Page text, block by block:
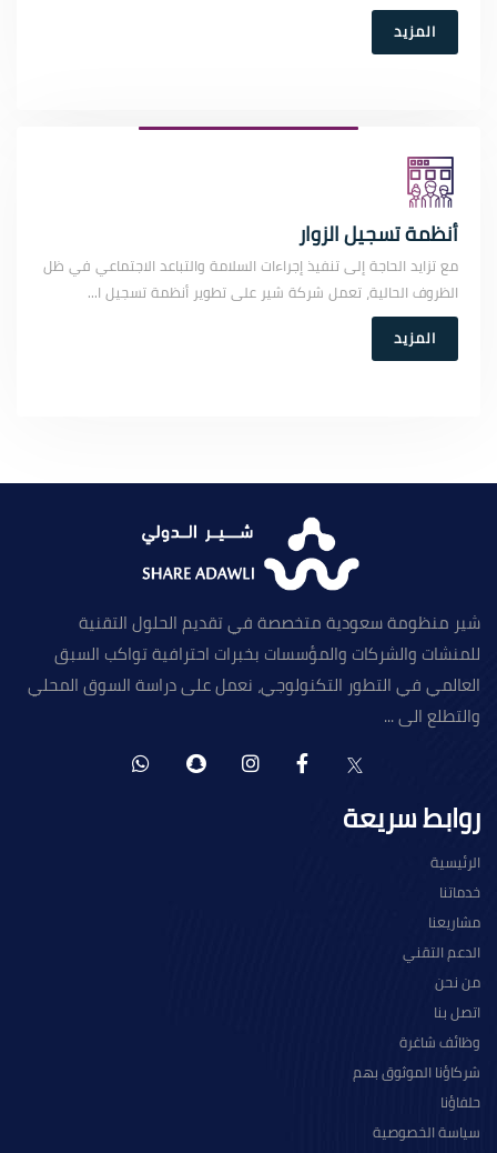
المزيد
أنظمة تسجيل الزوار
مع تزايد الحاجة إلى تنفيذ إجراءات السلامة والتباعد الاجتماعي في ظل
الظروف الحالية، تعمل شركة شير على تطوير أنظمة تسجيل ا...
المزيد
شير منظومة سعودية متخصصة في تقديم الحلول التقنية
للمنشات والشركات والمؤسسات بخبرات احترافية تواكب السبق
العالمي في التطور التكنولوجي، نعمل على دراسة السوق المحلي
والتطلع الى ...
روابط سريعة
الرئيسية
خدماتنا
مشاريعنا
الدعم التقني
من نحن
اتصل بنا
وظائف شاغرة
شركاؤنا الموثوق بهم
حلفاؤنا
سياسة الخصوصية